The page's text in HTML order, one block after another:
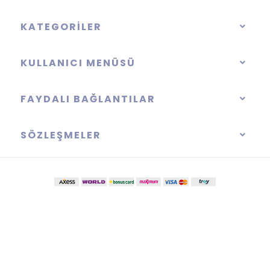
KATEGORILER
KULLANICI MENÜSÜ
FAYDALI BAĞLANTILAR
SÖZLEŞMELER